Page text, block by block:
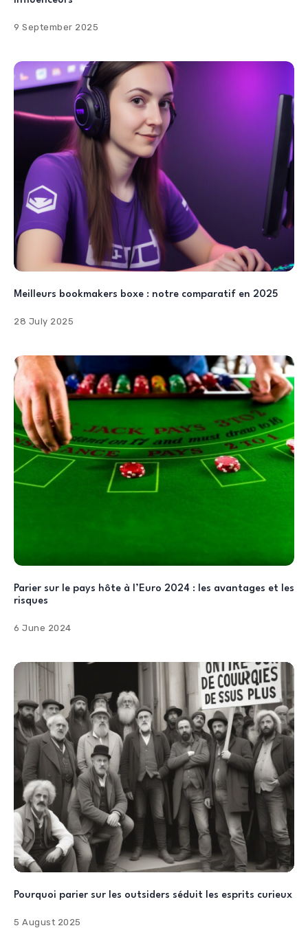
9 September 2025
Meilleurs bookmakers boxe : notre comparatif en 2025
28 July 2025
Parier sur le pays hôte à l’Euro 2024 : les avantages et les
risques
6 June 2024
Pourquoi parier sur les outsiders séduit les esprits curieux
5 August 2025